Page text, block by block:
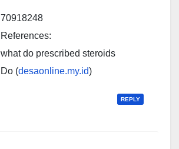
70918248
References:
what do prescribed steroids
Do (desaonline.my.id)
REPLY